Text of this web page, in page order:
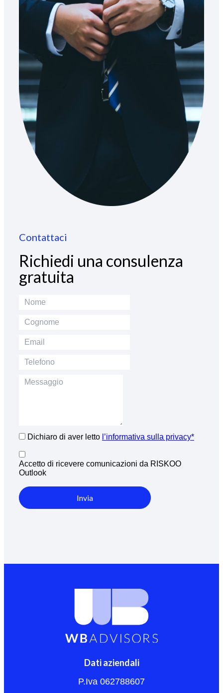
Contattaci
Richiedi una consulenza
gratuita
Dichiaro di aver letto l’informativa sulla privacy*
Accetto di ricevere comunicazioni da RISKOO
Outlook
Invia
Dati aziendali
P.Iva 062788607